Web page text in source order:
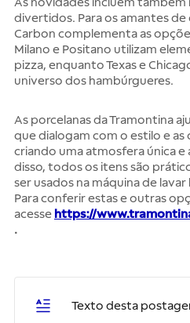
divertidos. Para os amantes
Carbon complementa as
Milano e Positano utilizam
pizza, enquanto Texas e
universo dos hambúrgueres.
As porcelanas da Tramontina
que dialogam com o estilo e as
criando uma atmosfera única e
disso, todos os itens são
ser usados na máquina de
Para conferir estas e outras
acesse https://
.
Texto desta